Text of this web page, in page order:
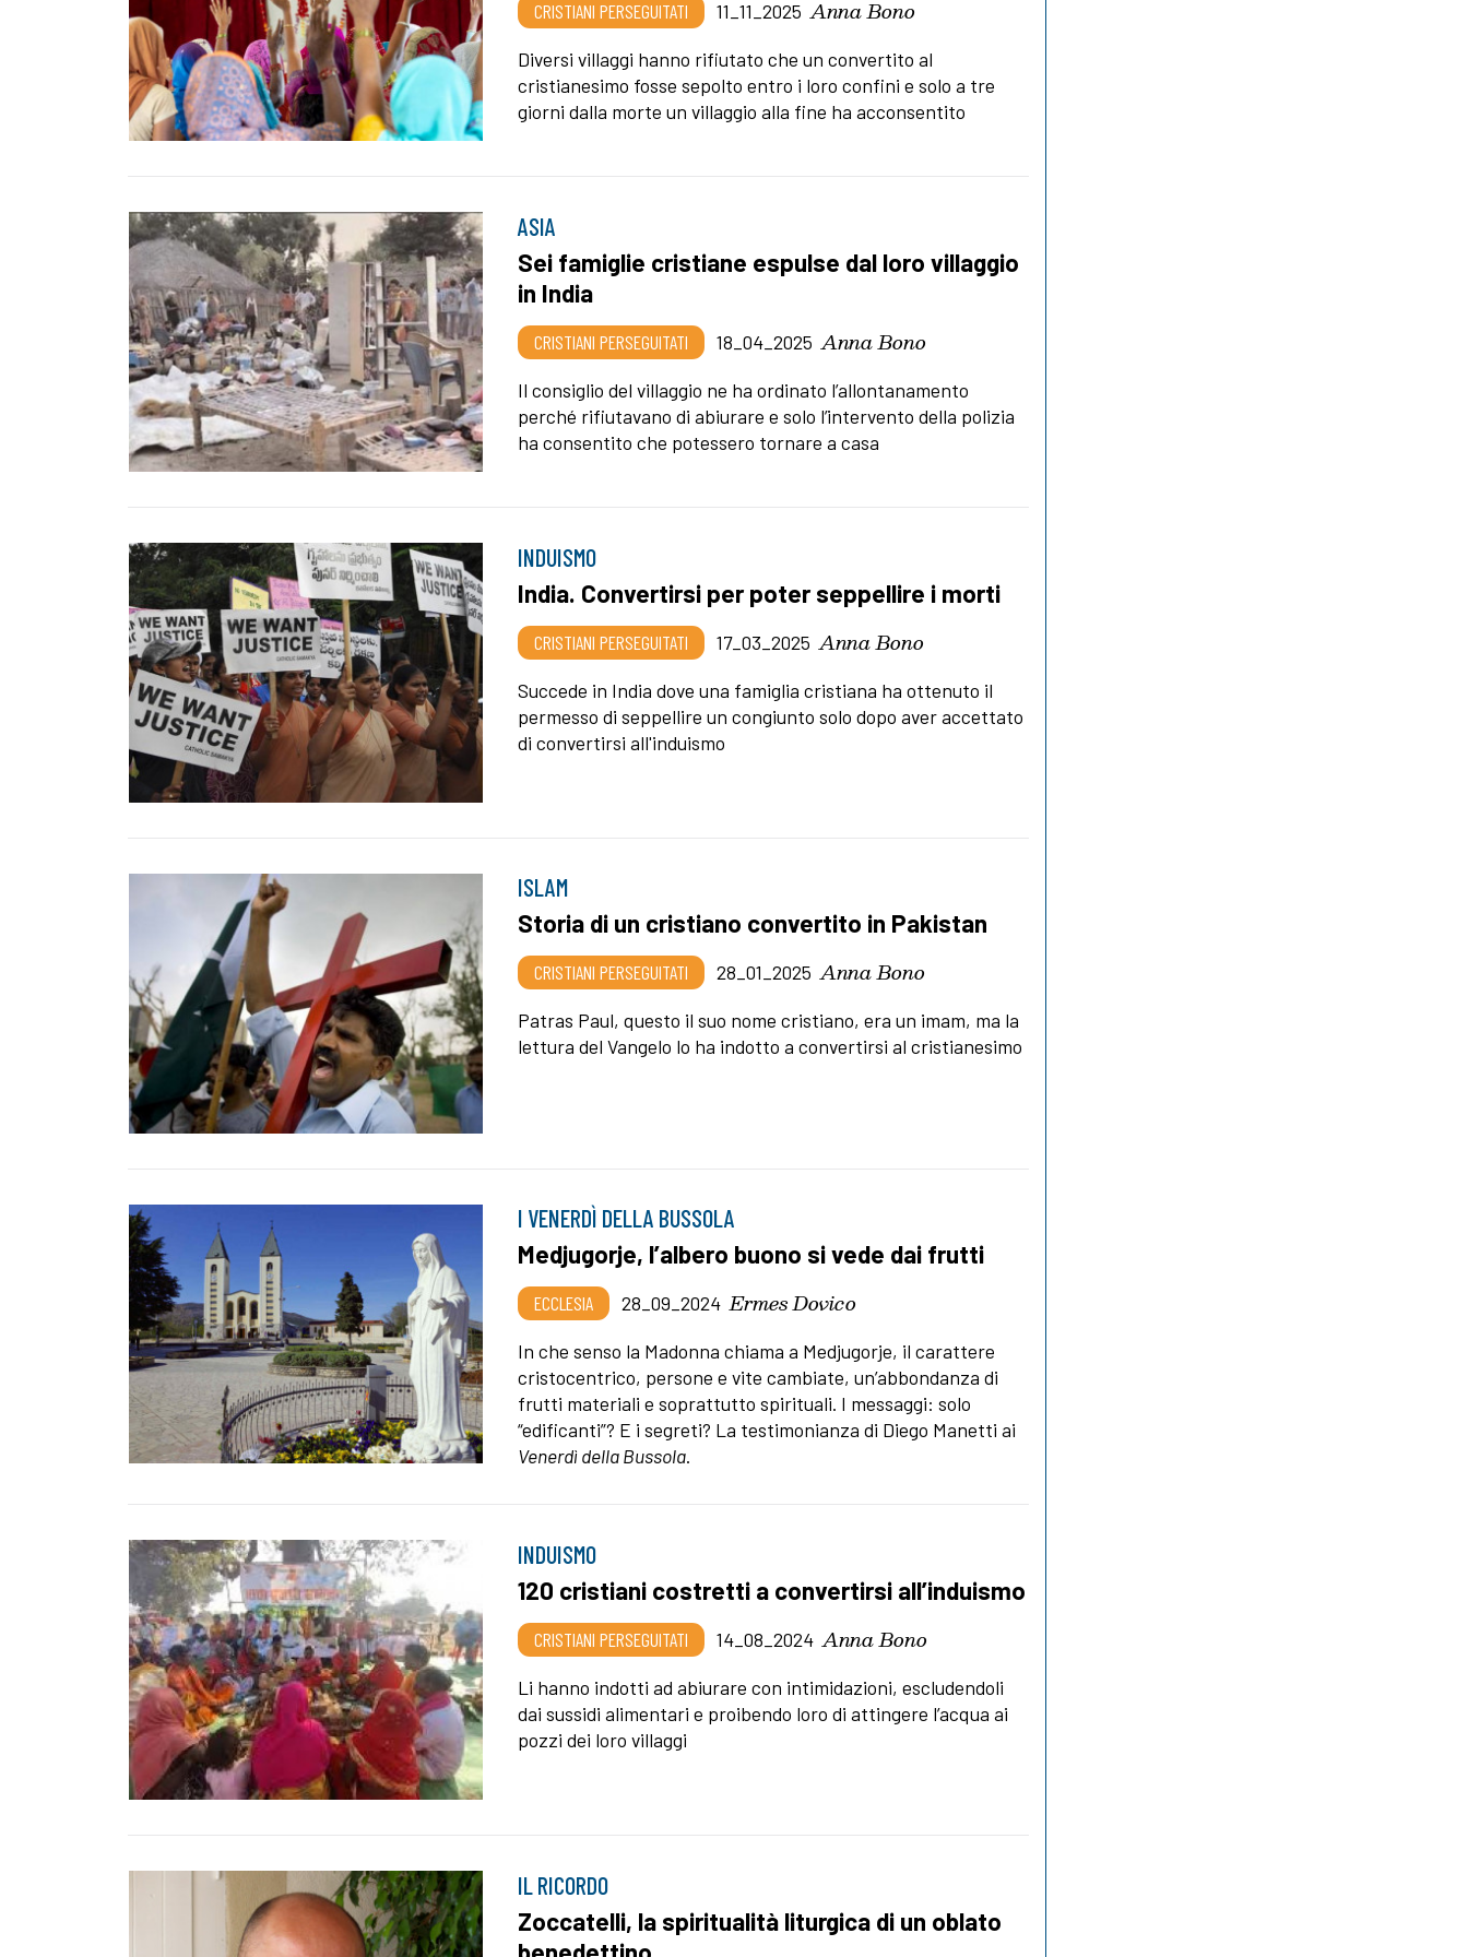
CRISTIANI PERSEGUITATI 11_11_2025 Anna Bono
Diversi villaggi hanno rifiutato che un convertito al
cristianesimo fosse sepolto entro i loro confini e solo a tre
giorni dalla morte un villaggio alla fine ha acconsentito
ASIA
Sei famiglie cristiane espulse dal loro villaggio
in India
CRISTIANI PERSEGUITATI 18_04_2025 Anna Bono
Il consiglio del villaggio ne ha ordinato l’allontanamento
perché rifiutavano di abiurare e solo l’intervento della polizia
ha consentito che potessero tornare a casa
INDUISMO
India. Convertirsi per poter seppellire i morti
CRISTIANI PERSEGUITATI 17_03_2025 Anna Bono
Succede in India dove una famiglia cristiana ha ottenuto il
permesso di seppellire un congiunto solo dopo aver accettato
di convertirsi all'induismo
ISLAM
Storia di un cristiano convertito in Pakistan
CRISTIANI PERSEGUITATI 28_01_2025 Anna Bono
Patras Paul, questo il suo nome cristiano, era un imam, ma la
lettura del Vangelo lo ha indotto a convertirsi al cristianesimo
I VENERDÌ DELLA BUSSOLA
Medjugorje, l’albero buono si vede dai frutti
ECCLESIA 28_09_2024 Ermes Dovico
In che senso la Madonna chiama a Medjugorje, il carattere
cristocentrico, persone e vite cambiate, un’abbondanza di
frutti materiali e soprattutto spirituali. I messaggi: solo
“edificanti”? E i segreti? La testimonianza di Diego Manetti ai
Venerdì della Bussola.
INDUISMO
120 cristiani costretti a convertirsi all’induismo
CRISTIANI PERSEGUITATI 14_08_2024 Anna Bono
Li hanno indotti ad abiurare con intimidazioni, escludendoli
dai sussidi alimentari e proibendo loro di attingere l’acqua ai
pozzi dei loro villaggi
IL RICORDO
Zoccatelli, la spiritualità liturgica di un oblato